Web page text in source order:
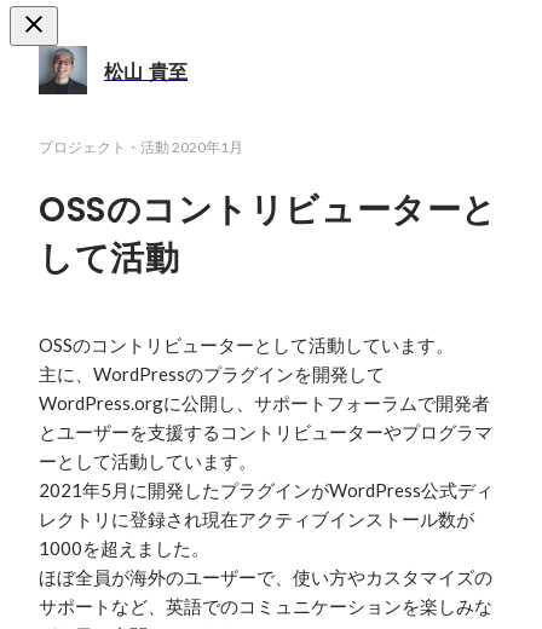
松山 貴至
プロジェクト・活動 2020年1月
OSSのコントリビューターと
して活動
OSSのコントリビューターとして活動しています。
主に、WordPressのプラグインを開発して
WordPress.orgに公開し、サポートフォーラムで開発者
とユーザーを支援するコントリビューターやプログラマ
ーとして活動しています。
2021年5月に開発したプラグインがWordPress公式ディ
レクトリに登録され現在アクティブインストール数が
1000を超えました。
ほぼ全員が海外のユーザーで、使い方やカスタマイズの
サポートなど、英語でのコミュニケーションを楽しみな